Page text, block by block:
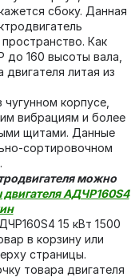
сбоку. Данная
Как
до 160 высоты вала,
двигателя литая из
корпусе,
вибрациям и более
щитами. Данные
сортировочном
можно
двигателя АДЧР160S4
15 кВт 1500
в корзину или
страницы.
товара двигателя